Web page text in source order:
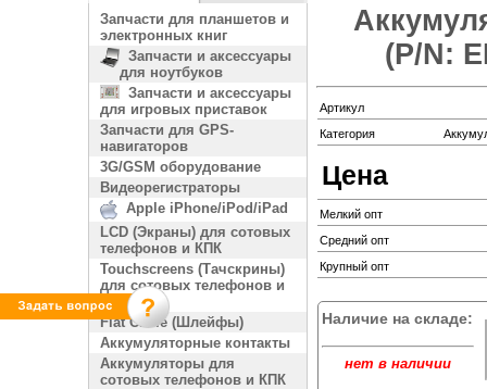
Запчасти для планшетов и
электронных книг
Запчасти и аксессуары
для ноутбуков
Запчасти и аксессуары
для игровых приставок
Запчасти для GPS-
навигаторов
3G/GSM оборудование
Видеорегистраторы
Apple iPhone/iPod/iPad
LCD (Экраны) для сотовых
телефонов и КПК
Touchscreens (Тачскрины)
для сотовых телефонов и
КПК
Flat Cable (Шлейфы)
Аккумуляторные контакты
Аккумуляторы для
сотовых телефонов и КПК
(P/N:
Артикул
Категория
Цена
Мелкий опт
Средний опт
Крупный опт
Наличие на складе:
нет в наличии